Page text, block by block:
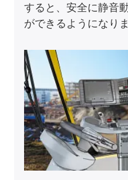
すると、安全に静音
ができるようになりま